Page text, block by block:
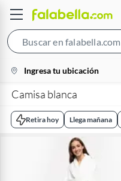
location-
icon
Ingresa tu ubicación
Camisa blanca
Retira hoy Llega mañana